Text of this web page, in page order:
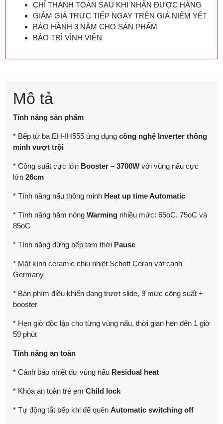
CHỈ THANH TOÁN SAU KHI NHẬN ĐƯỢC HÀNG
GIẢM GIÁ TRỰC TIẾP NGAY TRÊN GIÁ NIÊM YẾT
BẢO HÀNH 3 NĂM CHO SẢN PHẨM
BẢO TRÌ VĨNH VIỄN
Mô tả
Tính năng sản phẩm
* Bếp từ ba EH-IH555 ứng dụng công nghệ Inverter thông
minh vượt trội
* Công suất cực lớn Booster – 3700W với vùng nấu cực
lớn 26cm
* Tính năng nấu thông minh Heat up time Automatic
* Tính năng hâm nóng Warming nhiều mức: 65oC, 75oC và
85oC
* Tính năng dừng bếp tạm thời Pause
* Mặt kính ceramic chịu nhiệt Schott Ceran vát cạnh –
Germany
* Bàn phím điều khiển dạng trượt slide, 9 mức công suất +
booster
* Hẹn giờ độc lập cho từng vùng nấu, thời gian hẹn đến 1 giờ
59 phút
Tính năng an toàn
* Cảnh báo nhiệt dư vùng nấu Residual heat
* Khóa an toàn trẻ em Child lock
* Tự động tắt bếp khi để quên Automatic switching off